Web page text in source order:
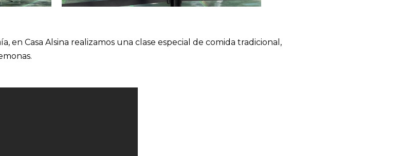
en Casa Alsina realizamos una clase especial de comida tradicional,